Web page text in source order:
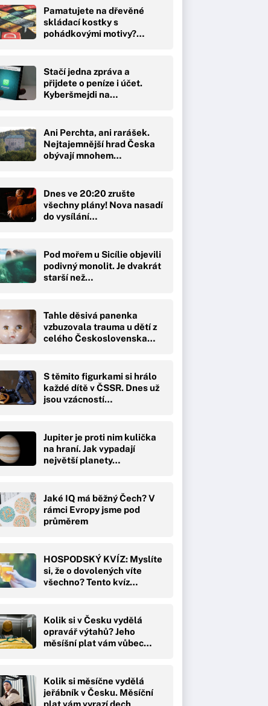
Pamatujete na dřevěné
skládací kostky s
pohádkovými motivy?…
Stačí jedna zpráva a
přijdete o peníze i účet.
Kyberšmejdi na…
Ani Perchta, ani rarášek.
Nejtajemnější hrad Česka
obývají mnohem…
Dnes ve 20:20 zrušte
všechny plány! Nova nasadí
do vysílání…
Pod mořem u Sicílie objevili
podivný monolit. Je dvakrát
starší než…
Tahle děsivá panenka
vzbuzovala trauma u dětí z
celého Československa…
S těmito figurkami si hrálo
každé dítě v ČSSR. Dnes už
jsou vzácností…
Jupiter je proti nim kulička
na hraní. Jak vypadají
největší planety…
Jaké IQ má běžný Čech? V
rámci Evropy jsme pod
průměrem
HOSPODSKÝ KVÍZ: Myslíte
si, že o dovolených víte
všechno? Tento kvíz…
Kolik si v Česku vydělá
opravář výtahů? Jeho
měsíšní plat vám vůbec…
Kolik si měsíčne vydělá
jeřábník v Česku. Měsíční
plat vám vyrazí dech